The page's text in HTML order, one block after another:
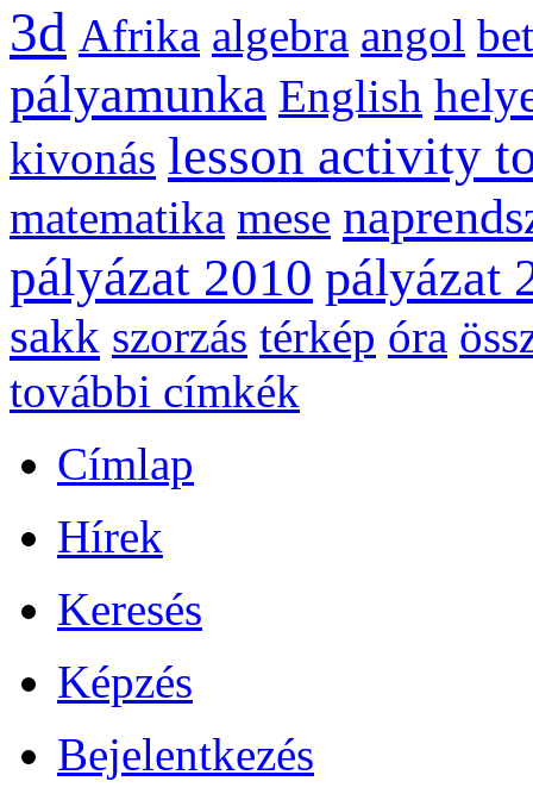
3d Afrika algebra angol
pályamunka English
kivonás lesson activity
matematika mese
pályázat 2010 pályázat
sakk szorzás térkép óra
további címkék
Címlap
Hírek
Keresés
Képzés
Bejelentkezés